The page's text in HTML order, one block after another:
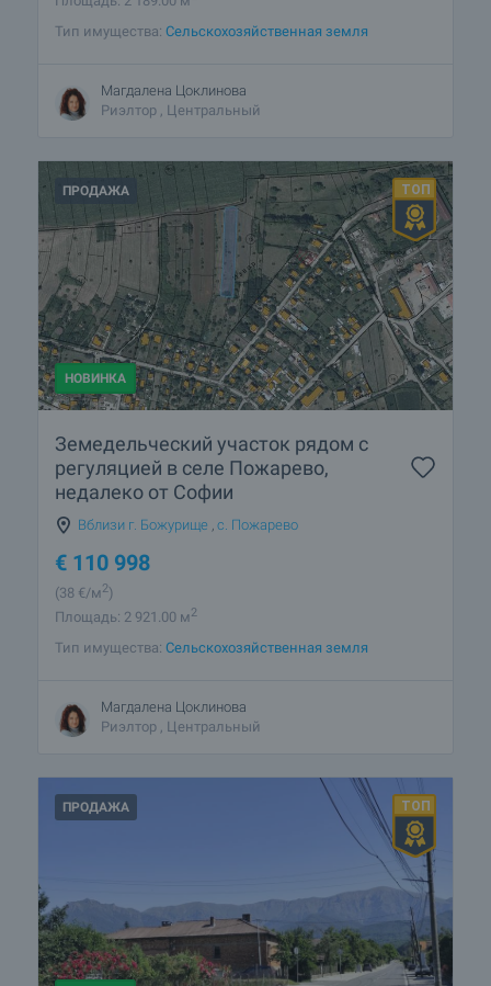
Тип имущества: Сельскохозяйственная земля
Магдалена Цоклинова
Риэлтор , Центральный
ПРОДАЖА
НОВИНКА
Земедельческий участок рядом с
регуляцией в селе Пожарево,
недалеко от Софии
Вблизи г. Божурище с. Пожарево
€ 110 998
(38 €/м2)
Площадь: 2 921.00 м2
Тип имущества: Сельскохозяйственная земля
Магдалена Цоклинова
Риэлтор , Центральный
ПРОДАЖА